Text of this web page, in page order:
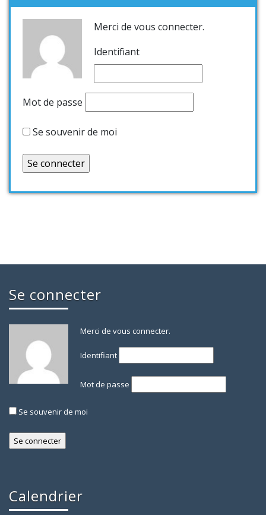
Merci de vous connecter.
Identifiant
Mot de passe
Se souvenir de moi
Se connecter
Merci de vous connecter.
Identifiant
Mot de passe
Se souvenir de moi
Calendrier